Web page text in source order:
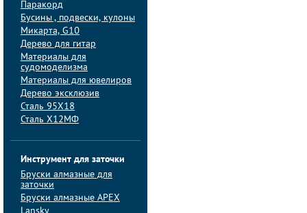
Паракорд
Бусины , подвески, кулоны
Микарта, G10
Дерево для гитар
Материалы для
судомоделизма
Материалы для ювелиров
Дерево эксклюзив
Сталь 95Х18
Сталь Х12МФ
Инструмент для заточки
Бруски алмазные для
заточки
Бруски алмазные APEX